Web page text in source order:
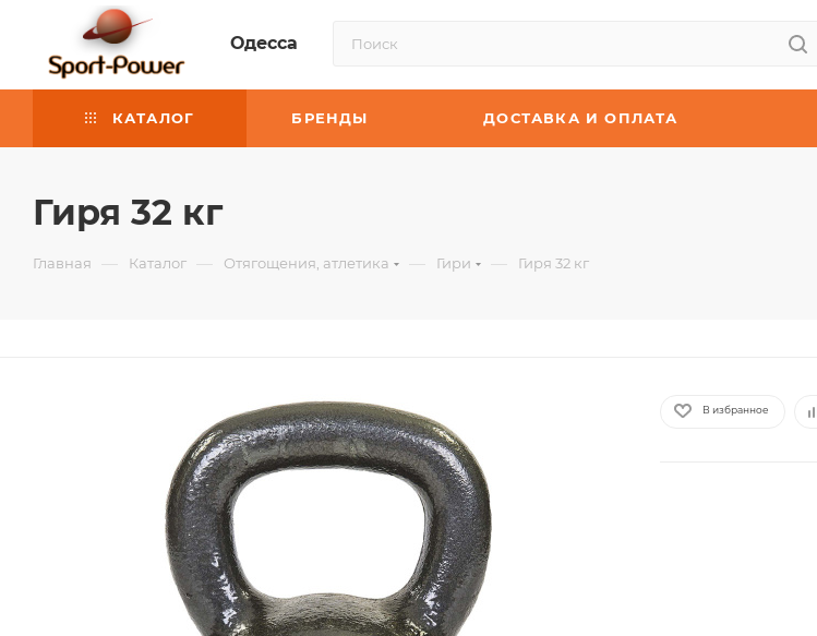
Одесса
КАТАЛОГ БРЕНДЫ ДОСТАВКА И ОПЛАТА
Гиря 32 кг
Главная — Каталог — Отягощения, атлетика — Гири — Гиря 32 кг
В избранное